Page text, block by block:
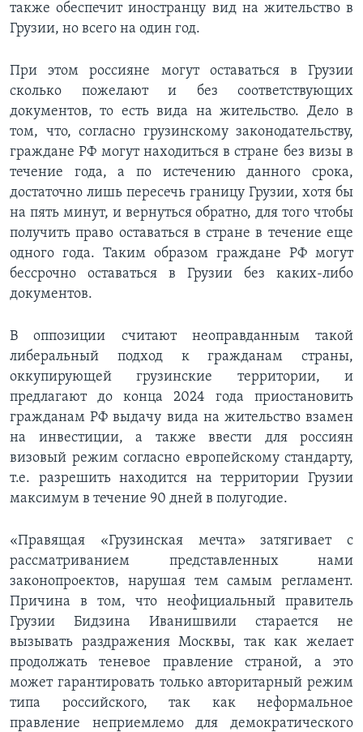
также обеспечит иностранцу вид на жительство в
Грузии, но всего на один год.
При этом россияне могут оставаться в Грузии
сколько пожелают и без соответствующих
документов, то есть вида на жительство. Дело в
том, что, согласно грузинскому законодательству,
граждане РФ могут находиться в стране без визы в
течение года, а по истечению данного срока,
достаточно лишь пересечь границу Грузии, хотя бы
на пять минут, и вернуться обратно, для того чтобы
получить право оставаться в стране в течение еще
одного года. Таким образом граждане РФ могут
бессрочно оставаться в Грузии без каких-либо
документов.
В оппозиции считают неоправданным такой
либеральный подход к гражданам страны,
оккупирующей грузинские территории, и
предлагают до конца 2024 года приостановить
гражданам РФ выдачу вида на жительство взамен
на инвестиции, а также ввести для россиян
визовый режим согласно европейскому стандарту,
т.е. разрешить находится на территории Грузии
максимум в течение 90 дней в полугодие.
«Правящая «Грузинская мечта» затягивает с
рассматриванием представленных нами
законопроектов, нарушая тем самым регламент.
Причина в том, что неофициальный правитель
Грузии Бидзина Иванишвили старается не
вызывать раздражения Москвы, так как желает
продолжать теневое правление страной, а это
может гарантировать только авторитарный режим
типа российского, так как неформальное
правление неприемлемо для демократического